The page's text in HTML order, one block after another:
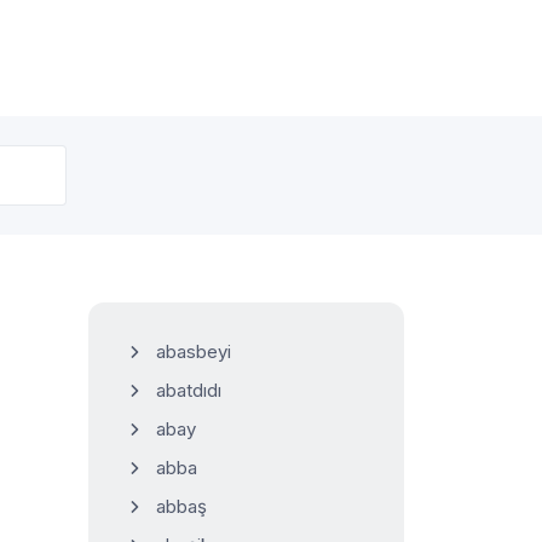
abasbeyi
abatdıdı
abay
abba
abbaş